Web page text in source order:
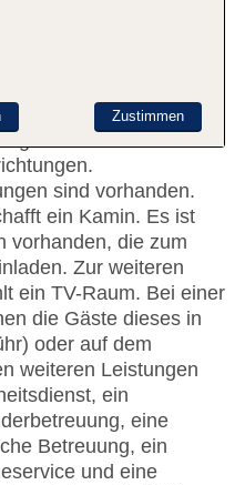
sind. An der Rezeption
Seite. Die Einrichtung
einen Safe und
steht WLAN zur
bietet eine Reihe von
sind vorhanden.
ein Kamin. Es ist
vorhanden, die zum
Zur weiteren
ein TV-Raum. Bei einer
die Gäste dieses in
oder auf dem
weiteren Leistungen
ein
eine
Betreuung, ein
und eine
Zustimmen